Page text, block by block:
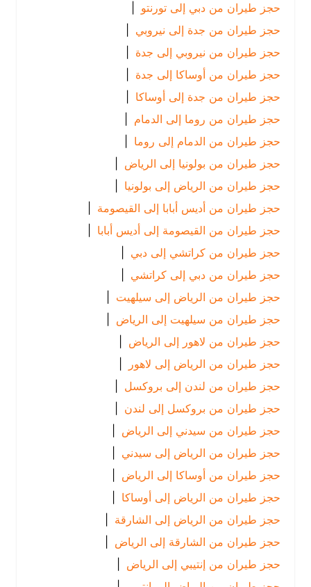
حجز طيران من دبي إلى تورنتو |
حجز طيران من جدة إلى نيروبي |
حجز طيران من نيروبي إلى جدة
حجز طيران من أوساكا إلى جدة
حجز طيران من جدة إلى أوساكا |
حجز طيران من روما إلى الدمام
|
حجز طيران من الدمام إلى روما
|
حجز طيران من بولونيا إلى الرياض
|
حجز طيران من الرياض إلى بولونيا
|
حجز طيران من أديس أبابا إلى القيصومة |
حجز طيران من القيصومة إلى أديس أبابا |
حجز طيران من كراتشي إلى دبي |
حجز طيران من دبي إلى كراتشي |
حجز طيران من الرياض إلى سيلهيت |
حجز طيران من سيلهيت إلى الرياض
|
حجز طيران من لاهور إلى الرياض
|
حجز طيران من الرياض إلى لاهور |
حجز طيران من لندن إلى بروكسل |
حجز طيران من بروكسل إلى لندن
|
حجز طيران من سيدني إلى الرياض
|
حجز طيران من الرياض إلى سيدني |
حجز طيران من أوساكا إلى الرياض
|
حجز طيران من الرياض إلى أوساكا |
حجز طيران من الرياض إلى الشارقة |
حجز طيران من الشارقة إلى الرياض
|
حجز طيران من إنتيبي إلى الرياض
|